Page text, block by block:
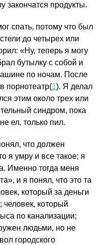
закончатся продукты.
спать, потому что был
до четырех или
«Ну, теперь я могу
бутылку с собой и
по ночам. После
порнотеатр(1). Я делал
этим около трех или
синдром, пока
ел, только пил.
что должен
я умру и все такое; я
Именно тогда меня
и я понял, что это та
который за деньги
человек, который
по канализации;
людьми, но не
городского